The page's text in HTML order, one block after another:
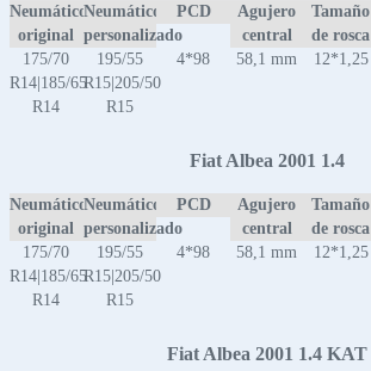
Neumático
original
Neumático
personalizado
PCD
Agujero
central
Tamaño
de rosca
175/70
R14|185/65
R14
195/55
R15|205/50
R15
4*98 58,1 mm 12*1,25
Fiat Albea 2001 1.4
Neumático
original
Neumático
personalizado
PCD
Agujero
central
Tamaño
de rosca
175/70
R14|185/65
R14
195/55
R15|205/50
R15
4*98 58,1 mm 12*1,25
Fiat Albea 2001 1.4 KAT